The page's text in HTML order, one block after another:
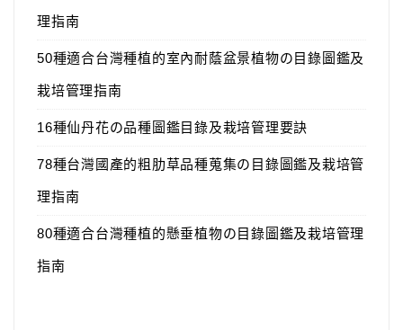
理指南
50種適合台灣種植的室內耐蔭盆景植物の目錄圖鑑及
栽培管理指南
16種仙丹花の品種圖鑑目錄及栽培管理要訣
78種台灣國產的粗肋草品種蒐集の目錄圖鑑及栽培管
理指南
80種適合台灣種植的懸垂植物の目錄圖鑑及栽培管理
指南